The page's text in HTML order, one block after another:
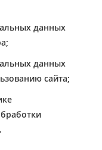
данных
данных
сайта;